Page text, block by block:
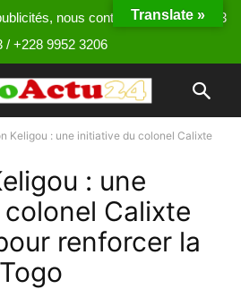
nous contacter au +228 9013
/ +228 9952 3206
Keligou : une initiative du colonel Calixte
: une
Calixte
renforcer la
Translate »